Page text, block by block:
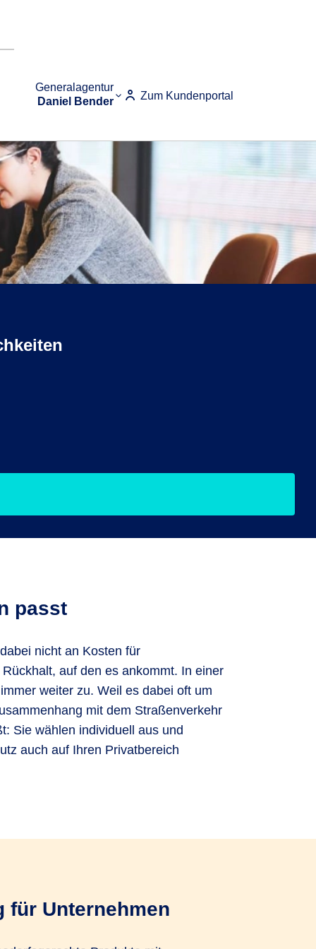
Generalagentur
Daniel Bender
Zum Kundenportal
passt
nicht an Kosten für
auf den es ankommt. In einer
weiter zu. Weil es dabei oft um
mit dem Straßenverkehr
Sie wählen individuell aus und
auch auf Ihren Privatbereich
für Unternehmen